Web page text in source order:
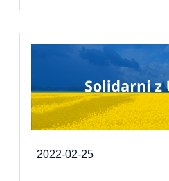
2022-02-25